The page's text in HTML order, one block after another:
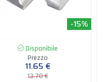
-15%
Disponibile
Prezzo
11.65 €
13.70 €